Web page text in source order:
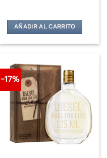
AÑADIR AL CARRITO
-17%